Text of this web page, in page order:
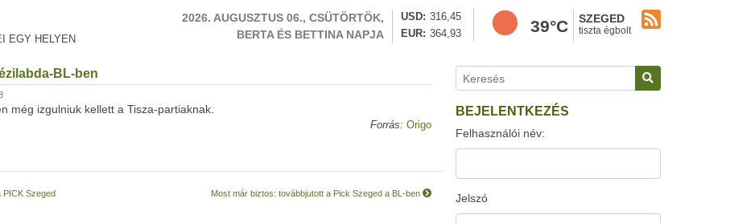
EGY HELYEN
2026. AUGUSZTUS 06., CSÜTÖRTÖK,
BERTA ÉS BETTINA NAPJA
USD
316,45
EUR
364,93 39°C SZEGED
tiszta égbolt
BL-ben
még izgulniuk kellett a Tisza-partiaknak.
Forrás: Origo
PICK Szeged
Most már biztos: továbbjutott a Pick Szeged a BL-ben
BEJELENTKEZÉS
Felhasználói név:
Jelszó